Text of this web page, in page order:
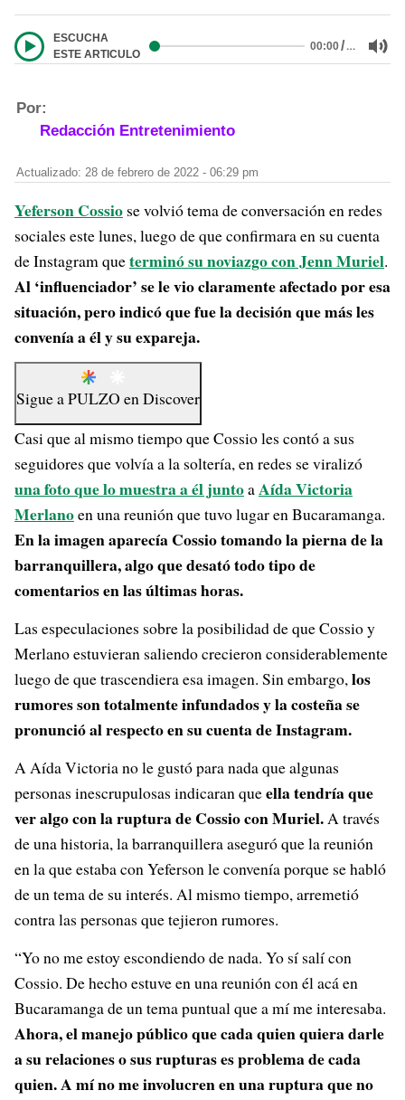
ESCUCHA
ESTE ARTICULO
00:00/…
Por:
Redacción Entretenimiento
Actualizado: 28 de febrero de 2022 - 06:29 pm
Yeferson Cossio se volvió tema de conversación en redes
sociales este lunes, luego de que confirmara en su cuenta
de Instagram queterminó su noviazgo con Jenn Muriel.
Al ‘influenciador’ se le vio claramente afectado por esa
situación, pero indicó que fue la decisión que más les
convenía a él y su expareja.
Sigue aPULZO enDiscover
Casi que al mismo tiempo que Cossio les contó a sus
seguidores que volvía a la soltería, en redes se viralizó
una foto que lo muestra a él juntoaAída Victoria
Merlanoen una reunión que tuvo lugar en Bucaramanga.
En la imagen aparecía Cossio tomando la pierna de la
barranquillera, algo que desató todo tipo de
comentarios en las últimas horas.
Las especulaciones sobre la posibilidad de que Cossio y
Merlano estuvieran saliendo crecieron considerablemente
luego de que trascendiera esa imagen. Sin embargo,los
rumores son totalmente infundados y la costeña se
pronunció al respecto en su cuenta de Instagram.
A Aída Victoria no le gustó para nada que algunas
personas inescrupulosas indicaran queella tendría que
ver algo con la ruptura de Cossio con Muriel.A través
de una historia, la barranquillera aseguró que la reunión
en la que estaba con Yeferson le convenía porque se habló
de un tema de su interés. Al mismo tiempo, arremetió
contra las personas que tejieron rumores.
“Yo no me estoy escondiendo de nada. Yo sí salí con
Cossio. De hecho estuve en una reunión con él acá en
Bucaramanga de un tema puntual que a mí me interesaba.
Ahora, el manejo público que cada quien quiera darle
a su relaciones o sus rupturas es problema de cada
quien. A mí no me involucren en una ruptura que no